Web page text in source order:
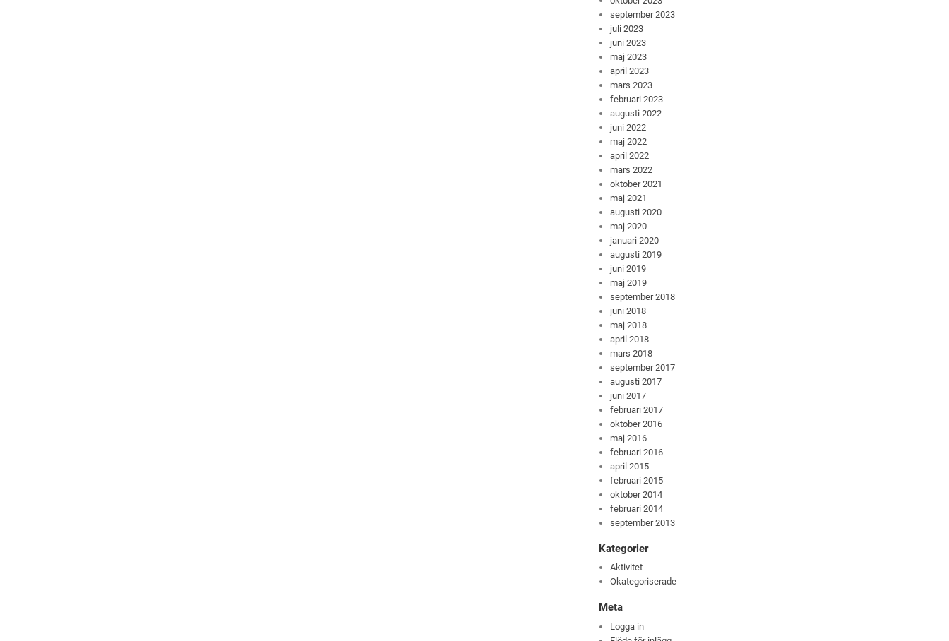
september 2023
juli 2023
juni 2023
maj 2023
april 2023
mars 2023
februari 2023
augusti 2022
juni 2022
maj 2022
april 2022
mars 2022
oktober 2021
maj 2021
augusti 2020
maj 2020
januari 2020
augusti 2019
juni 2019
maj 2019
september 2018
juni 2018
maj 2018
april 2018
mars 2018
september 2017
augusti 2017
juni 2017
februari 2017
oktober 2016
maj 2016
februari 2016
april 2015
februari 2015
oktober 2014
februari 2014
september 2013
Kategorier
Aktivitet
Okategoriserade
Meta
Logga in